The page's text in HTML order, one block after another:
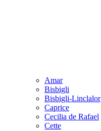
Amar
Bisbigli
Bisbigli-Linclalor
Caprice
Cecilia de Rafael
Cette